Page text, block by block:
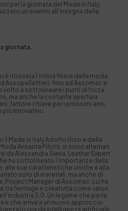
per la giornata del Made In Italy,
un evento all’insegna della
giornata.
è ritrovata l’intera filiera della moda,
Assopellettieri, fino ad Assomac e
volto a sottolineare i punti di forza
ma anche la costante apertura
fattore chiave per i prossimi anni,
più innovativo.
il Made in Italy Adolfo Urso e della
Annarita Pilotti, si sono alternati
da Alessandra Siena, Leather Expert
ha sottolineato l’importanza della
alle sue caratteristiche uniche e alla
solo di materiali, ma anche di
Project Manager di Assomac. Lui ha
tra heritage e creatività come valori
5.0. Un legame che parte
e che arriva a un nuovo approccio
ora da intelligenza artificiale